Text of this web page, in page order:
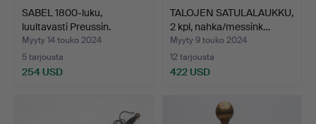
SABEL 1800-luku,
luultavasti Preussin.
Myyty 14 touko 2024
5 tarjousta
254 USD
TALOJEN SATULALAUKKU,
2 kpl, nahka/messink…
Myyty 9 touko 2024
12 tarjousta
422 USD